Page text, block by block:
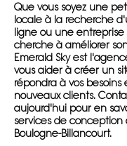
Que vous soyez une
locale à la recherche
ligne ou une
cherche à améliorer
Emerald Sky est
vous aider à créer un
répondra à vos
nouveaux clients.
aujourd'hui pour en
services de conception
Boulogne-Billancourt.